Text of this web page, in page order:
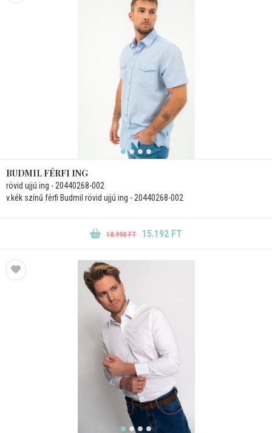
BUDMIL FÉRFI ING
rövid ujjú ing - 20440268-002
v.kék színű férfi Budmil rövid ujjú ing - 20440268-002
18.990 FT 15.192 FT